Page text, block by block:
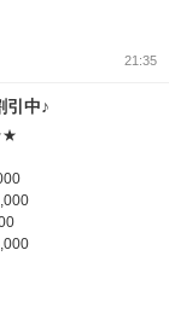
21:35
引中♪